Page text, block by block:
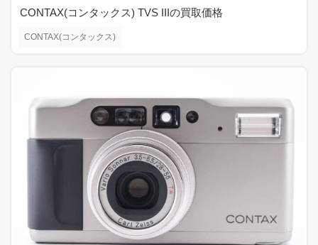
CONTAX(コンタックス)
CONTAX(コンタックス) TVS IIIの買取価格